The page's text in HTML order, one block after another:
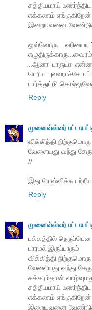
சத்தியமாய் உணர்ந்திட
எக்கணம் ஏங்குகிறேன்
இறையவனை
ஒவ்வொரு வரியையும்
..ஆனா பாருயா என்ன
பெரிய புலவராச்சே
பார்த்துட்டு
Reply
முனைவ்வ்வர்
விக்கித்தி நிற்குமொரு
வேளையது வந்து
//
இது ரோஸ்விக்க
Reply
முனைவ்வ்வர்
பக்கத்தில் நெருப்பென
பாரமல் இருப்பாரும்
விக்கித்தி நிற்குமொரு
வேளையது வந்து
சக்கரம்தான்
சத்தியமாய் உணர்ந்திட
எக்கணம் ஏங்குகிறேன்
இறையவனை